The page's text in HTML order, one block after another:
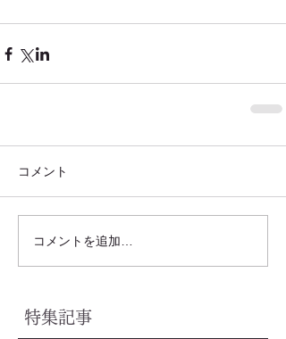
コメント
コメントを追加…
特集記事